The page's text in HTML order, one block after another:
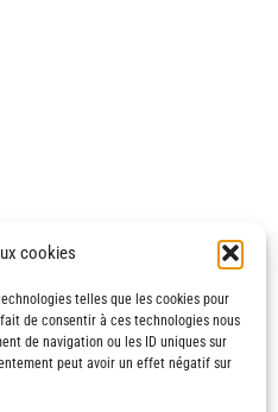
cookies
telles que les cookies pour
de consentir à ces technologies nous
de navigation ou les ID uniques sur
peut avoir un effet négatif sur